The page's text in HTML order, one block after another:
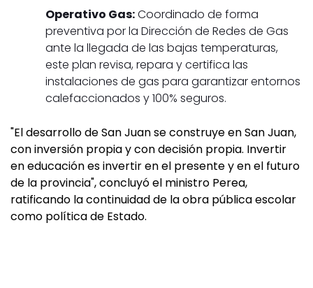
Operativo Gas:Coordinado de forma
preventiva por la Dirección de Redes de Gas
ante la llegada de las bajas temperaturas,
este plan revisa, repara y certifica las
instalaciones de gas para garantizar entornos
calefaccionados y 100% seguros.
"El desarrollo de San Juan se construye en San Juan,
con inversión propia y con decisión propia. Invertir
en educación es invertir en el presente y en el futuro
de la provincia", concluyó el ministro Perea,
ratificando la continuidad de la obra pública escolar
como política de Estado.